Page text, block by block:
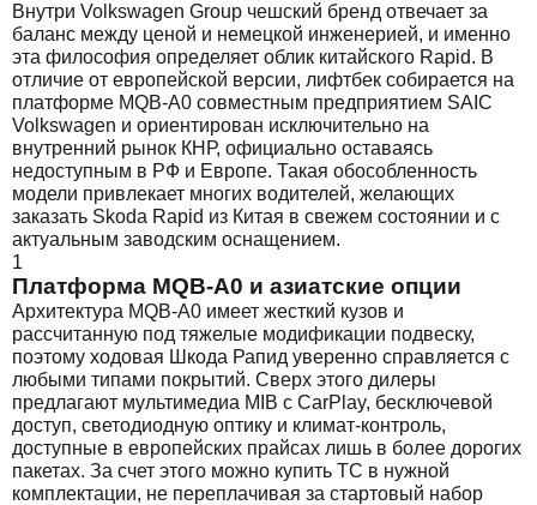
Внутри Volkswagen Group чешский бренд отвечает за
баланс между ценой и немецкой инженерией, и именно
эта философия определяет облик китайского Rapid. В
отличие от европейской версии, лифтбек собирается на
платформе MQB-A0 совместным предприятием SAIC
Volkswagen и ориентирован исключительно на
внутренний рынок КНР, официально оставаясь
недоступным в РФ и Европе. Такая обособленность
модели привлекает многих водителей, желающих
заказать Skoda Rapid из Китая в свежем состоянии и с
актуальным заводским оснащением.
1
Платформа MQB-A0 и азиатские опции
Архитектура MQB-A0 имеет жесткий кузов и
рассчитанную под тяжелые модификации подвеску,
поэтому ходовая Шкода Рапид уверенно справляется с
любыми типами покрытий. Сверх этого дилеры
предлагают мультимедиа MIB с CarPlay, бесключевой
доступ, светодиодную оптику и климат-контроль,
доступные в европейских прайсах лишь в более дорогих
пакетах. За счет этого можно купить ТС в нужной
комплектации, не переплачивая за стартовый набор